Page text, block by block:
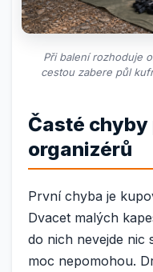
Při balení rozhoduje
cestou zabere půl
Časté
organizérů
První chyba je
Dvacet malých
do nich nevejde nic
moc nepomohou.